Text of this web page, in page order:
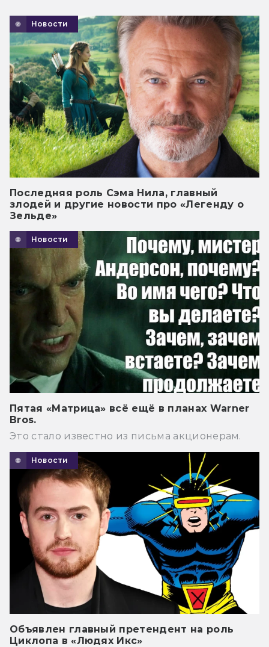
Новости
Последняя роль Сэма Нила, главный
злодей и другие новости про «Легенду о
Зельде»
Новости
Пятая «Матрица» всё ещё в планах Warner
Bros.
Это стало известно из письма акционерам.
Новости
Объявлен главный претендент на роль
Циклопа в «Людях Икс»